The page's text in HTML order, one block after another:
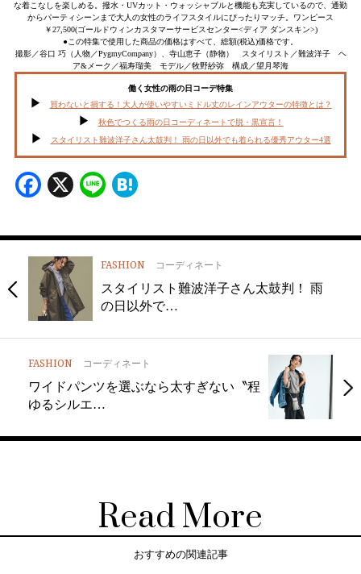
な着こなしを楽しめる。撥水・UVカット・ウォッシャブルと機能も充実しているので、通勤
からパーティシーンまで大人の女性のライフスタイルにぴったりマッチ。ワンピース
￥27,500(ゴールドウィンカスタマーサービスセンター<ディア ダンスキン>)
●この特集で使用した商品の価格はすべて、総額(税込)価格です。
撮影／谷口 巧（人物／PygmyCompany）、寺山恵子（静物） スタイリスト／難波洋子 ヘ
ア&メーク／福寿瑠美 モデル／牧野紗弥 構成／望月琴海
働く女性の雨の日コーデ特集
買わないと損する！大人が使いやすいミドル丈のレインアウターの特徴とは？
秋色でつくる雨の日コーディネートで脱・黒宣言！
スタイリスト難波洋子さん太鼓判！ 雨の日以外でも着られる優秀アウター4選
Facebook
X Line
FASHION コーディネート
スタイリスト難波洋子さん太鼓判！ 雨
の日以外で…
FASHION コーディネート
ワイドパンツを選ぶなら太すぎない〝程
ゆるシルエ…
Read More
おすすめの関連記事